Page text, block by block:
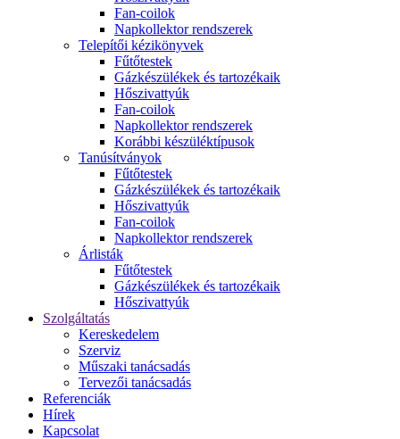
Fan-coilok
Napkollektor rendszerek
Telepítői kézikönyvek
Fűtőtestek
Gázkészülékek és tartozékaik
Hőszivattyúk
Fan-coilok
Napkollektor rendszerek
Korábbi készüléktípusok
Tanúsítványok
Fűtőtestek
Gázkészülékek és tartozékaik
Hőszivattyúk
Fan-coilok
Napkollektor rendszerek
Árlisták
Fűtőtestek
Gázkészülékek és tartozékaik
Hőszivattyúk
Szolgáltatás
Kereskedelem
Szerviz
Műszaki tanácsadás
Tervezői tanácsadás
Referenciák
Hírek
Kapcsolat